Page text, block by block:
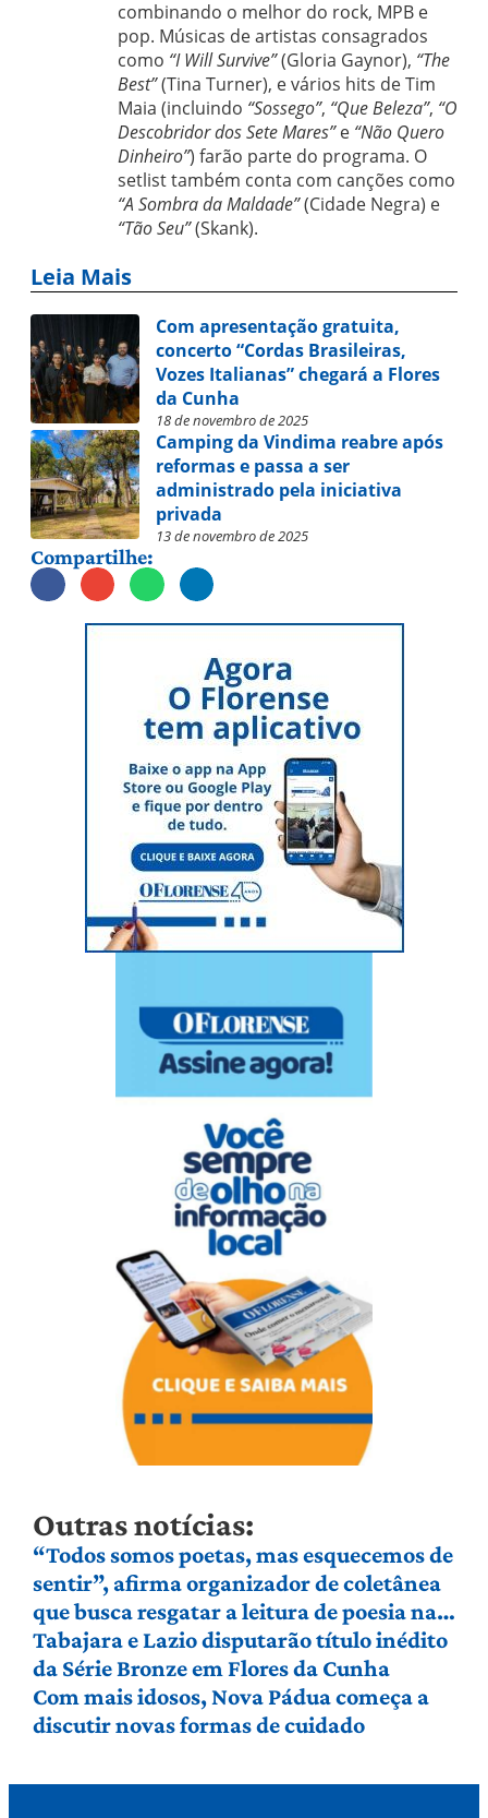
combinando o melhor do rock, MPB e
pop. Músicas de artistas consagrados
como “I Will Survive”(Gloria Gaynor), “The
Best”(Tina Turner), e vários hits de Tim
Maia (incluindo “Sossego”, “Que Beleza”, “O
Descobridor dos Sete Mares”e “Não Quero
Dinheiro”) farão parte do programa. O
setlist também conta com canções como
“A Sombra da Maldade”(Cidade Negra) e
“Tão Seu”(Skank).
Leia Mais
Com apresentação gratuita,
concerto “Cordas Brasileiras,
Vozes Italianas” chegará a Flores
da Cunha
18 de novembro de 2025
Camping da Vindima reabre após
reformas e passa a ser
administrado pela iniciativa
privada
13 de novembro de 2025
Compartilhe:
Outras notícias:
“Todos somos poetas, mas esquecemos de
sentir”, afirma organizador de coletânea
que busca resgatar a leitura de poesia na
Serra Gaúcha
Tabajara e Lazio disputarão título inédito
da Série Bronze em Flores da Cunha
Com mais idosos, Nova Pádua começa a
discutir novas formas de cuidado